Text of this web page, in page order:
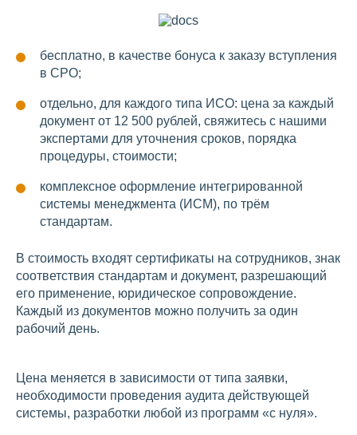
бесплатно, в качестве бонуса к заказу вступления
в СРО;
отдельно, для каждого типа ИСО: цена за каждый
документ от 12 500 рублей, свяжитесь с нашими
экспертами для уточнения сроков, порядка
процедуры, стоимости;
комплексное оформление интегрированной
системы менеджмента (ИСМ), по трём
стандартам.
В стоимость входят сертификаты на сотрудников, знак
соответствия стандартам и документ, разрешающий
его применение, юридическое сопровождение.
Каждый из документов можно получить за один
рабочий день.
Цена меняется в зависимости от типа заявки,
необходимости проведения аудита действующей
системы, разработки любой из программ «с нуля».